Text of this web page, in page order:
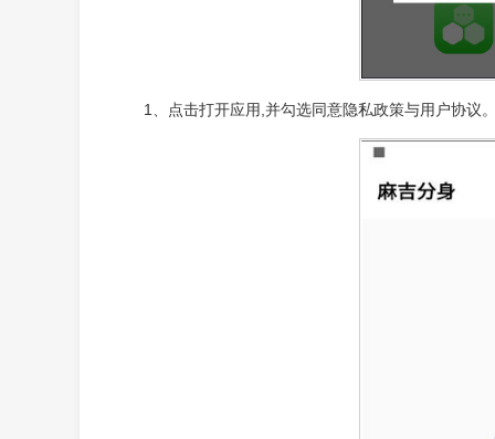
1、点击打开应用,并勾选同意隐私政策与用户协议